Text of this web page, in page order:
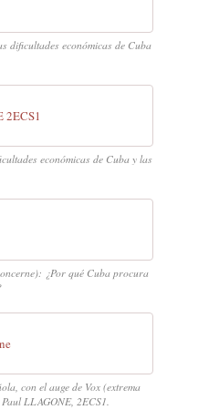
dificultades económicas de Cuba
2ECS1
económicas de Cuba y las
¿Por qué Cuba procura
con el auge de Vox (extrema
LLAGONE, 2ECS1.